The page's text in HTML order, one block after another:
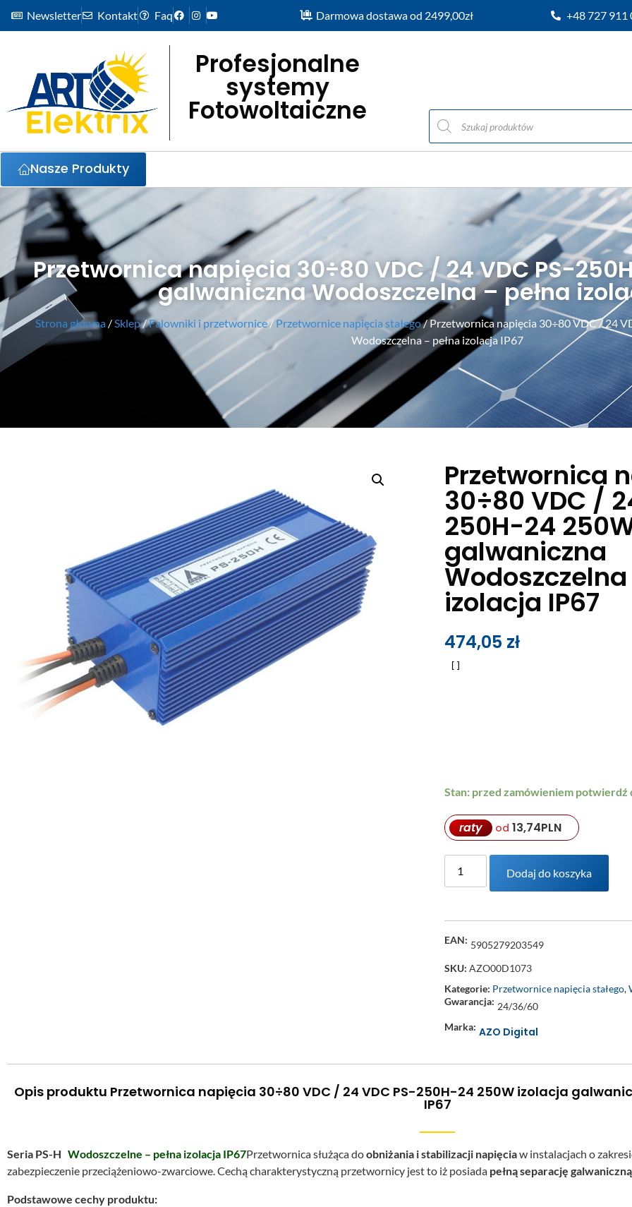
Newsletter Kontakt Faq Darmowa dostawa od 2499,00zł +48 727 911
Profesjonalne
systemy
Fotowoltaiczne
Nasze Produkty
Przetwornica napięcia 30÷80 VDC / 24 VDC PS-
galwaniczna Wodoszczelna – pełna
Strona główna /Sklep/Falowniki i przetwornice/Przetwornice napięcia stałego/ Przetwornica napięcia 30÷80 VDC / 24
Wodoszczelna – pełna izolacja IP67
Przetwornica
30÷80 VDC /
250H-24
galwaniczna
izolacja IP67
474,05 zł
Stan: przed zamówieniem potwierdź
raty od 13,74PLN
Dodaj do koszyka
EAN: 5905279203549
SKU:AZO00D1073
Kategorie: Przetwornice napięcia stałego,
Gwarancja: 24/36/60
Marka: AZO Digital
Opis produktu Przetwornica napięcia 30÷80 VDC / 24 VDC PS-250H-24 250W izolacja
IP67
Seria PS-H Wodoszczelne – pełna izolacja IP67Przetwornica służąca doobniżania i stabilizacji napięciaw instalacjach o
zabezpieczenie przeciążeniowo-zwarciowe. Cechą charakterystyczną przetwornicy jest to iż posiada pełną separację galwaniczną
Podstawowe cechy produktu: